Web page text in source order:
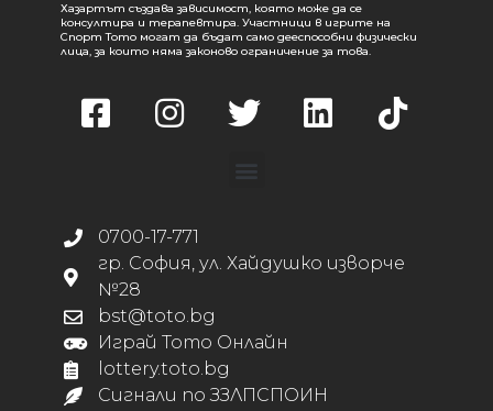
Хазартът създава зависимост, която може да се
консултира и терапевтира. Участници в игрите на
Спорт Тото могат да бъдат само дееспособни физически
лица, за които няма законово ограничение за това.
0700-17-771
гр. София, ул. Хайдушко изворче
№28
bst@toto.bg
Играй Тото Онлайн
lottery.toto.bg
Сигнали по ЗЗЛПСПОИН